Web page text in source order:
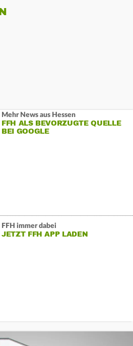
Mehr News aus Hessen
FFH ALS BEVORZUGTE QUELLE
BEI GOOGLE
FFH immer dabei
JETZT FFH APP LADEN